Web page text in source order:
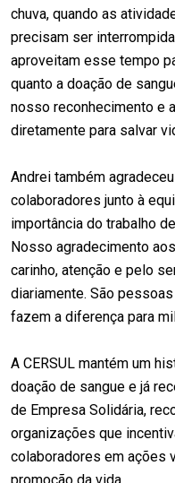
chuva, quando as
precisam ser
aproveitam esse tempo
quanto a doação de
nosso reconhecimento e
diretamente para salvar
Andrei também
colaboradores junto à
importância do trabalho
Nosso agradecimento
carinho, atenção e pelo
diariamente. São
fazem a diferença para
A CERSUL mantém um
doação de sangue e já
de Empresa Solidária,
organizações que
colaboradores em ações